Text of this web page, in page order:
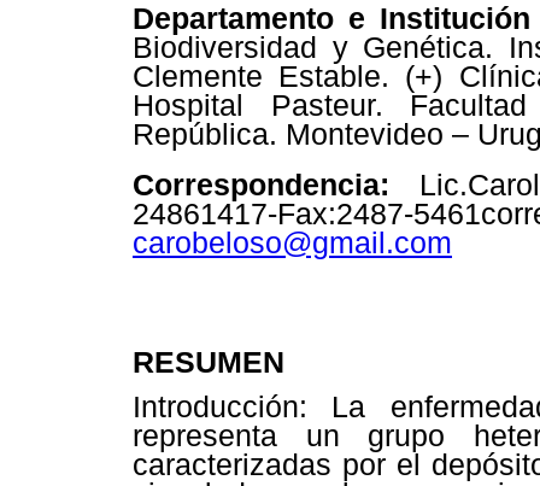
Departamento e
Biodiversidad y Genética.
Clemente Estable. (+)
Hospital Pasteur.
República. Montevideo –
Correspondencia:
Lic.
24861417-Fax:2487-
carobeloso@gmail.com
RESUMEN
Introducción: La
representa un grupo
caracterizadas por el